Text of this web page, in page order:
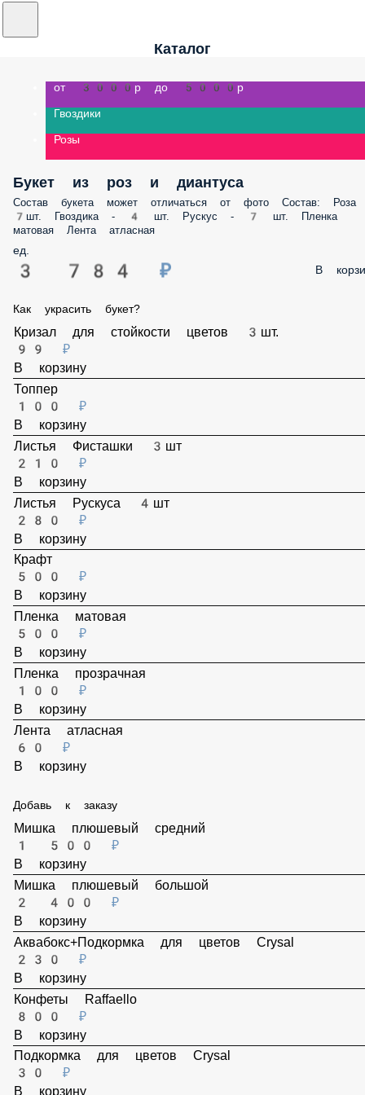
Каталог
от 3000р до 5000р
Гвоздики
Розы
Букет из роз и диантуса
Состав букета может отличаться от фото Состав: Роза - 7шт.
4 шт. Рускус - 7 шт. Пленка матовая Лента атласная
ед.
3 784 ₽
Кризал для стойкости цветов 3шт.
99 ₽
Топпер
В корзину
Листья Фисташки 3шт
210 ₽
В корзину
Листья Рускуса 4шт
280 ₽
В корзину
Крафт
500 ₽
В корзину
Пленка матовая
500 ₽
В корзину
Пленка прозрачная
В корзину
Лента атласная
60 ₽
В корзину
Добавь к заказу
Мишка плюшевый средний
1 500 ₽
В корзину
Мишка плюшевый большой
2 400 ₽
В корзину